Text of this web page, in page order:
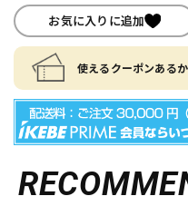
お気に入りに追加
使えるクーポンある